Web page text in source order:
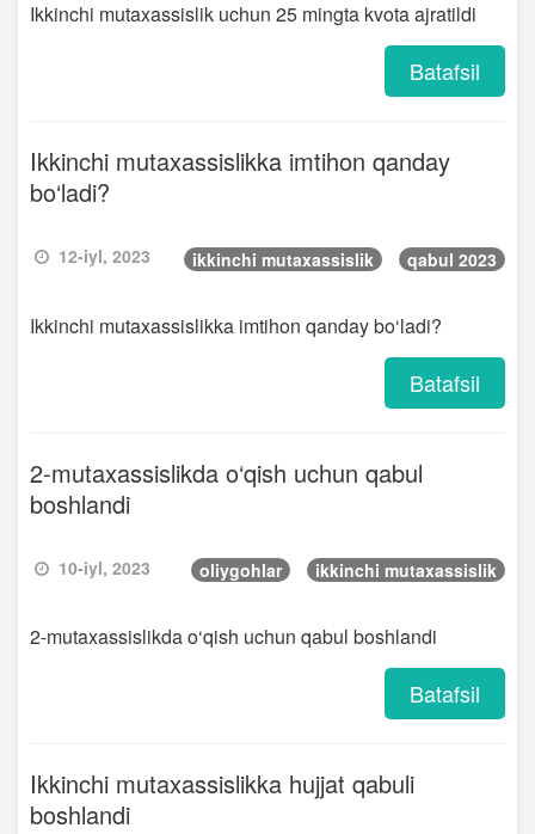
Ikkinchi mutaxassislik uchun 25 mingta kvota ajratildi
Batafsil
Ikkinchi mutaxassislikka imtihon qanday
bo‘ladi?
12-iyl, 2023 ikkinchi mutaxassislik qabul 2023
Ikkinchi mutaxassislikka imtihon qanday bo‘ladi?
Batafsil
2-mutaxassislikda o‘qish uchun qabul
boshlandi
10-iyl, 2023 oliygohlar ikkinchi mutaxassislik
2-mutaxassislikda o‘qish uchun qabul boshlandi
Batafsil
Ikkinchi mutaxassislikka hujjat qabuli
boshlandi